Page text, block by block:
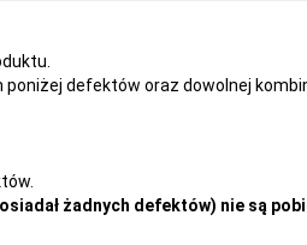
defektów oraz dowolnej
żadnych defektów) nie są